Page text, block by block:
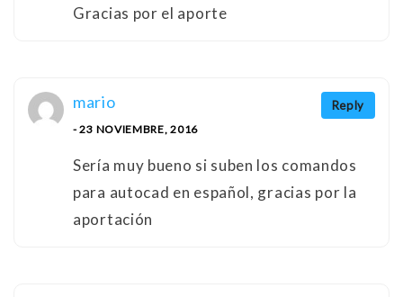
Gracias por el aporte
Reply
mario
- 23 NOVIEMBRE, 2016
Sería muy bueno si suben los comandos
para autocad en español, gracias por la
aportación